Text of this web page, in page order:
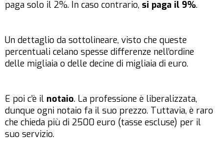
paga solo il 2%. In caso contrario, si paga il 9%.
Un dettaglio da sottolineare, visto che queste
percentuali celano spesse differenze nell’ordine
delle migliaia o delle decine di migliaia di euro.
E poi c’è il notaio. La professione è liberalizzata,
dunque ogni notaio fa il suo prezzo. Tuttavia, è raro
che chieda più di 2500 euro (tasse escluse) per il
suo servizio.